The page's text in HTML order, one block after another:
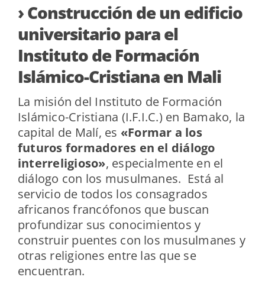
› Construcción de un edificio
universitario para el
Instituto de Formación
Islámico-Cristiana en Mali
La misión del Instituto de Formación
Islámico-Cristiana (I.F.I.C.) en Bamako, la
capital de Malí, es «Formar a los
futuros formadores en el diálogo
interreligioso», especialmente en el
diálogo con los musulmanes. Está al
servicio de todos los consagrados
africanos francófonos que buscan
profundizar sus conocimientos y
construir puentes con los musulmanes y
otras religiones entre las que se
encuentran.